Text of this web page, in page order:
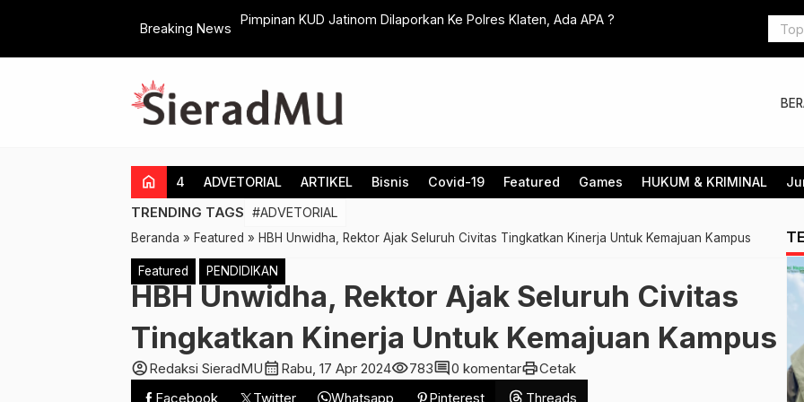
Breaking News
Pimpinan KUD Jatinom Dilaporkan Ke Polres Klaten, Ada APA ?
Serahkan
Bisa
home 4 ADVETORIAL ARTIKEL Bisnis Covid-19 Featured Games HUKUM & KRIMINAL
TRENDING TAGS #ADVETORIAL
Beranda » Featured » HBH Unwidha, Rektor Ajak Seluruh Civitas Tingkatkan Kinerja Untuk Kemajuan Kampus
Featured PENDIDIKAN
HBH Unwidha, Rektor Ajak Seluruh Civitas
Tingkatkan Kinerja Untuk Kemajuan Kampus
account_circleRedaksi SieradMUcalendar_month Rabu, 17 Apr 2024visibility783comment0 komentarprintCetak
Facebook
Twitter Whatsapp Pinterest Threads